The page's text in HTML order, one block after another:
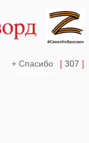
+ Спасибо [ 307 ]